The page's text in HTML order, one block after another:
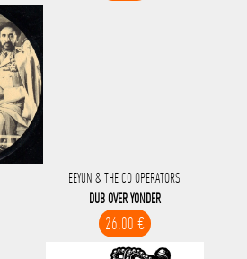
EEYUN & THE CO OPERATORS
DUB OVER YONDER
26.00 €